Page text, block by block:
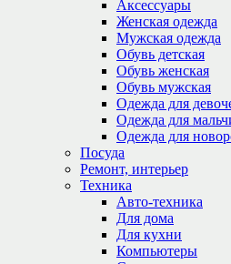
Аксессуары
Женская одежда
Мужская одежда
Обувь детская
Обувь женская
Обувь мужская
Одежда для
Одежда для
Одежда для
Посуда
Ремонт, интерьер
Техника
Авто-техника
Для дома
Для кухни
Компьютеры